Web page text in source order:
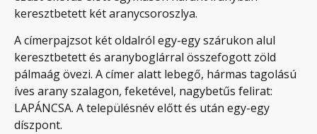
keresztbetett két aranycsoroszlya.
A címerpajzsot két oldalról egy-egy szárukon alul
keresztbetett és aranyboglárral összefogott zöld
pálmaág övezi. A címer alatt lebegő, hármas tagolású
íves arany szalagon, feketével, nagybetűs felirat:
LAPÁNCSA. A településnév előtt és után egy-egy
díszpont.